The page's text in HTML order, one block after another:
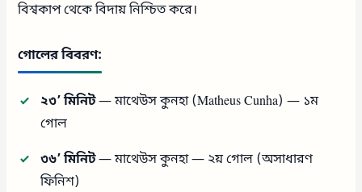
বিশ্বকাপ থেকে বিদায় নিশ্চিত করে।
গোলের বিবরণ:
২৩’ মিনিট— মাথেউস কুনহা (Matheus Cunha) — ১ম
গোল
৩৬’ মিনিট— মাথেউস কুনহা — ২য় গোল (অসাধারণ
ফিনিশ)